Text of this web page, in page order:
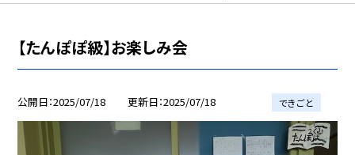
【たんぽぽ級】お楽しみ会
公開日 2025/07/18 更新日 2025/07/18 できごと